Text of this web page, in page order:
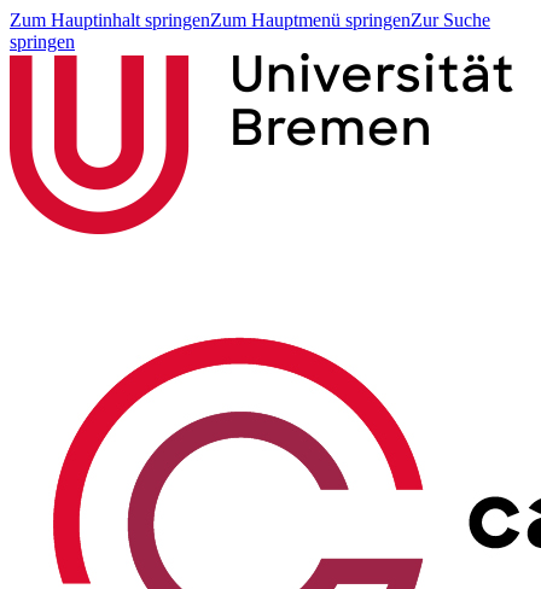
Zum Hauptinhalt springenZum Hauptmenü springenZur Suche
springen